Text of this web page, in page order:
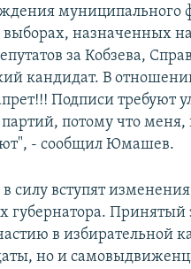
муниципального
назначенных на
за Кобзева,
кандидат. В
Подписи требуют
потому что
- сообщил Юмашев.
силу вступят
губернатора. Принятый
в избирательной
но и